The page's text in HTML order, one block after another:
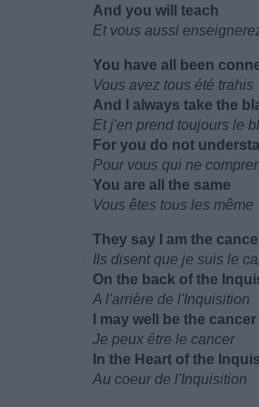
And you will teach
Et vous aussi
You have all been
Vous avez tous été trahis
And I always take the
Et j'en prend toujours le
For you do not
Pour vous qui ne
You are all the same
Vous êtes tous les même
They say I am the
Ils disent que je suis le
On the back of the
A l'arrière de l'Inquisition
I may well be the cancer
Je peux être le cancer
In the Heart of the
Au coeur de l'Inquisition